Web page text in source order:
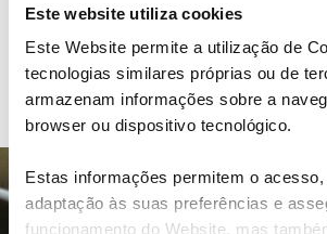
Este website utiliza cookies
Este Website permite a utilização de
tecnologias similares próprias ou de
armazenam informações sobre a
browser ou dispositivo tecnológico.
Estas informações permitem o
adaptação às suas preferências e
funcionamento do Website, mas
SUV
Obtenha mais do seu veículo off